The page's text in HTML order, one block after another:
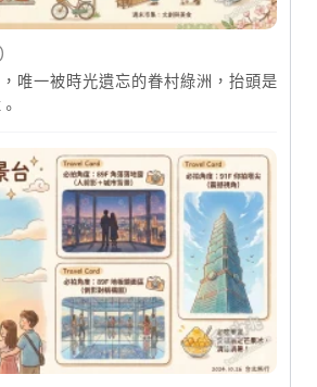
唯一被時光遺忘的眷村綠洲，抬頭是